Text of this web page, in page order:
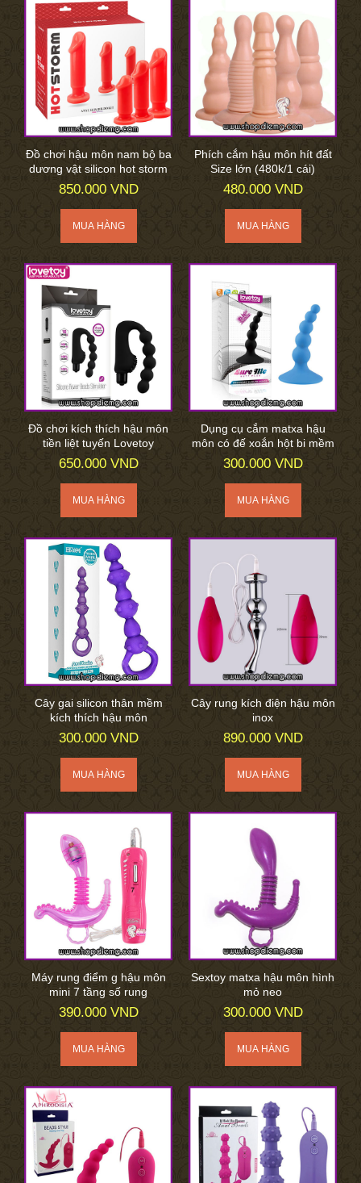
Đồ chơi hậu môn nam bộ ba
dương vật silicon hot storm
850.000 VND
Phích cắm hậu môn hít đất
Size lớn (480k/1 cái)
480.000 VND
Đồ chơi kích thích hậu môn
tiền liệt tuyến Lovetoy
650.000 VND
Dụng cụ cắm matxa hậu
môn có đế xoắn hột bi mềm
300.000 VND
Cây gai silicon thân mềm
kích thích hậu môn
300.000 VND
Cây rung kích điện hậu môn
inox
890.000 VND
Máy rung điểm g hậu môn
mini 7 tầng số rung
390.000 VND
Sextoy matxa hậu môn hình
mỏ neo
300.000 VND